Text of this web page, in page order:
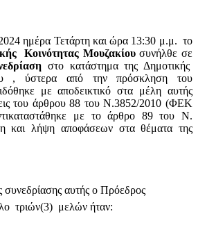
ημέρα Τετάρτη και ώρα 13:30 μ.μ. το
Κοινότητας Μουζακίουσυνήλθε σε
στο κατάστημα της Δημοτικής
, ύστερα από την πρόσκληση του
με αποδεικτικό στα μέλη αυτής
του άρθρου 88 του Ν.3852/2010 (ΦΕΚ
με το άρθρο 89 του Ν.
και λήψη αποφάσεων στα θέματα της
συνεδρίασης αυτής ο Πρόεδρος
τριών(3) μελών ήταν: